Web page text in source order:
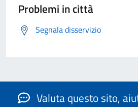
Problemi in città
Segnala disservizio
Valuta questo sito,